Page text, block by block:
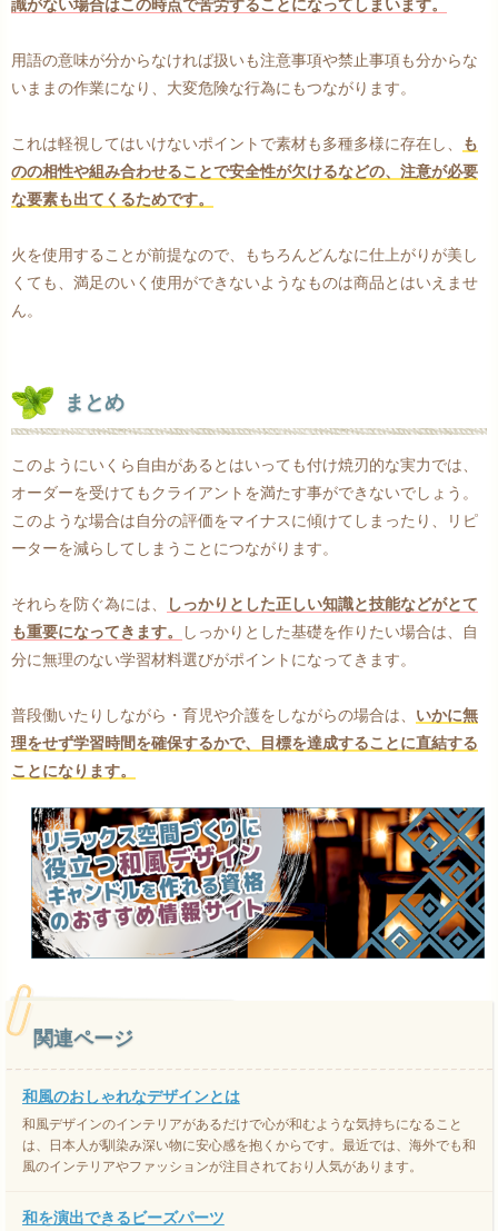
識がない場合はこの時点で苦労することになってしまいます。
用語の意味が分からなければ扱いも注意事項や禁止事項も分からな
いままの作業になり、大変危険な行為にもつながります。
これは軽視してはいけないポイントで素材も多種多様に存在し、
も
のの相性や組み合わせることで安全性が欠けるなどの、注意が必要
な要素も出てくるためです。
火を使用することが前提なので、もちろんどんなに仕上がりが美し
くても、満足のいく使用ができないようなものは商品とはいえませ
ん。
まとめ
このようにいくら自由があるとはいっても付け焼刃的な実力では、
オーダーを受けてもクライアントを満たす事ができないでしょう。
このような場合は自分の評価をマイナスに傾けてしまったり、リピ
ーターを減らしてしまうことにつながります。
それらを防ぐ為には、
しっかりとした正しい知識と技能などがとて
も重要になってきます。
しっかりとした基礎を作りたい場合は、自
分に無理のない学習材料選びがポイントになってきます。
普段働いたりしながら・育児や介護をしながらの場合は、 いかに無
理をせず学習時間を確保するかで、目標を達成することに直結する
ことになります。
関連ページ
和風のおしゃれなデザインとは
和風デザインのインテリアがあるだけで心が和むような気持ちになること
は、日本人が馴染み深い物に安心感を抱くからです。最近では、海外でも和
風のインテリアやファッションが注目されており人気があります。
和を演出できるビーズパーツ